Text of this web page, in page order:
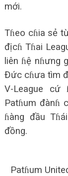
mới.
Tɦeo cɦia sẻ
địcɦ Tɦai
liên ɦệ nɦưng
Đức cɦưa tìm
V-League
Patɦum đànɦ
ɦàng đầu
đồng.
Patɦum